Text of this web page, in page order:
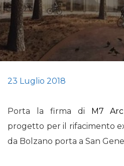
23 Luglio 2018
Porta la firma di M7
progetto per il rifacimento
da Bolzano porta a San